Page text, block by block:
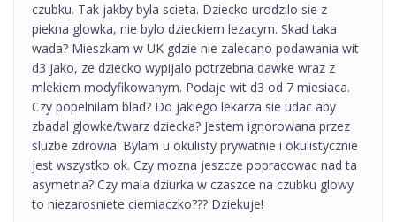
czubku. Tak jakby byla scieta. Dziecko urodzilo sie z
piekna glowka, nie bylo dzieckiem lezacym. Skad taka
wada? Mieszkam w UK gdzie nie zalecano podawania wit
d3 jako, ze dziecko wypijalo potrzebna dawke wraz z
mlekiem modyfikowanym. Podaje wit d3 od 7 miesiaca.
Czy popelnilam blad? Do jakiego lekarza sie udac aby
zbadal glowke/twarz dziecka? Jestem ignorowana przez
sluzbe zdrowia. Bylam u okulisty prywatnie i okulistycznie
jest wszystko ok. Czy mozna jeszcze popracowac nad ta
asymetria? Czy mala dziurka w czaszce na czubku glowy
to niezarosniete ciemiaczko??? Dziekuje!